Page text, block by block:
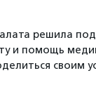
решила
и помощь